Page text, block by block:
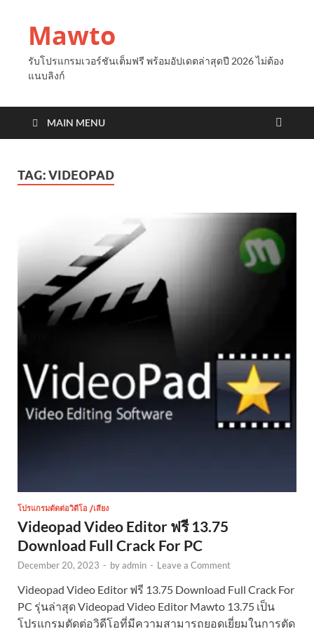
Mawto
รับโปรแกรมเวอร์ชันเต็มฟรี พร้อมอัปเดตล่าสุดปี 2026 ไม่ต้อง
แนบลิงก์
MAIN MENU
TAG:VIDEOPAD
โปรแกรมตัดต่อวิดีโอ /เสียง
Videopad Video Editor ฟรี 13.75
Download Full Crack For PC
December 20, 2023 - byadmin - Leave a Comment
Videopad Video Editor ฟรี 13.75 Download Full Crack For
PC รุ่นล่าสุด Videopad Video Editor Mawto 13.75 เป็น
โปรแกรมตัดต่อวิดีโอที่มีความสามารถยอดเยี่ยมในการตัด